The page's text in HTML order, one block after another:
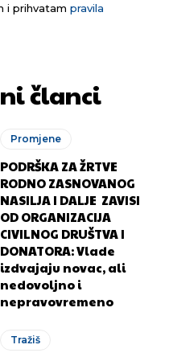
i prihvatam pravila
članci
Promjene
PODRŠKA ZA ŽRTVE
RODNO ZASNOVANOG
NASILJA I DALJE ZAVISI
OD ORGANIZACIJA
CIVILNOG DRUŠTVA I
DONATORA: Vlade
izdvajaju novac, ali
nedovoljno i
nepravovremeno
Tražiš